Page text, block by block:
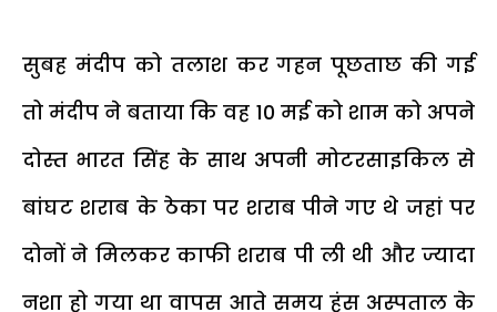
सुबह मंदीप को तलाश कर गहन पूछताछ की गई
तो मंदीप ने बताया कि वह 10 मई को शाम को अपने
दोस्त भारत सिंह के साथ अपनी मोटरसाइकिल से
बांघट शराब के ठेका पर शराब पीने गए थे जहां पर
दोनों ने मिलकर काफी शराब पी ली थी और ज्यादा
नशा हो गया था वापस आते समय हंस अस्पताल के